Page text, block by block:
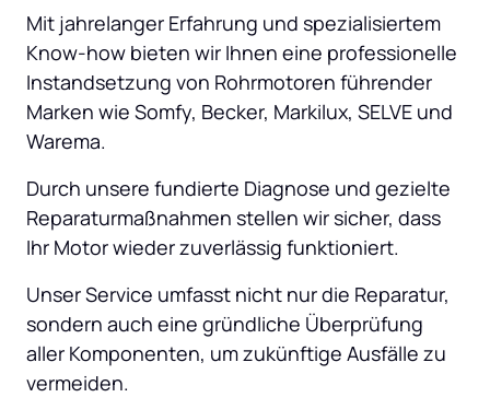
Mit jahrelanger Erfahrung und spezialisiertem
Know-how bieten wir Ihnen eine professionelle
Instandsetzung von Rohrmotoren führender
Marken wie Somfy, Becker, Markilux, SELVE und
Warema.
Durch unsere fundierte Diagnose und gezielte
Reparaturmaßnahmen stellen wir sicher, dass
Ihr Motor wieder zuverlässig funktioniert.
Unser Service umfasst nicht nur die Reparatur,
sondern auch eine gründliche Überprüfung
aller Komponenten, um zukünftige Ausfälle zu
vermeiden.